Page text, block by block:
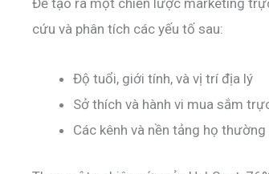
Để tạo ra một chiến lược marketing
cứu và phân tích các yếu tố sau:
Độ tuổi, giới tính, và vị trí địa lý
Sở thích và hành vi mua sắm
Các kênh và nền tảng họ